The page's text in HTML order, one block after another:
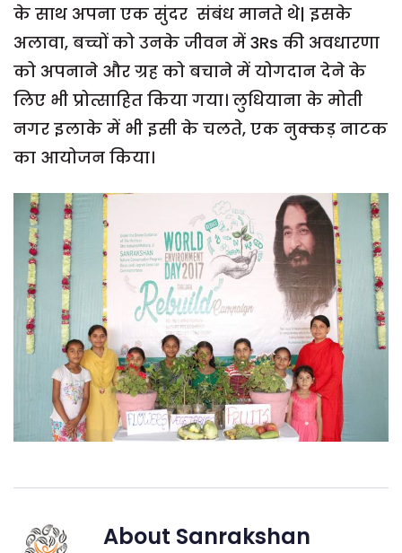
के साथ अपना एक सुंदर संबंध मानते थे| इसके
अलावा, बच्चों को उनके जीवन में 3Rs की अवधारणा
को अपनाने और ग्रह को बचाने में योगदान देने के
लिए भी प्रोत्साहित किया गया। लुधियाना के मोती
नगर इलाके में भी इसी के चलते, एक नुक्कड़ नाटक
का आयोजन किया।
About Sanrakshan